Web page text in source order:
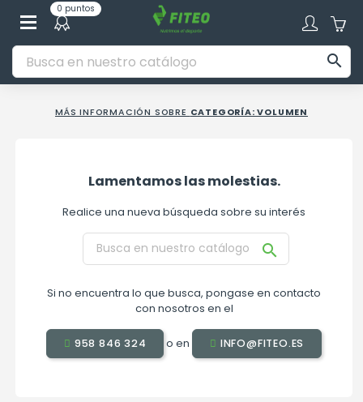
0 puntos

MÁS INFORMACIÓN SOBRE CATEGORÍA: VOLUMEN
Lamentamos las molestias.
Realice una nueva búsqueda sobre su interés

Si no encuentra lo que busca, pongase en contacto
con nosotros en el
958 846 324 o en INFO@FITEO.ES